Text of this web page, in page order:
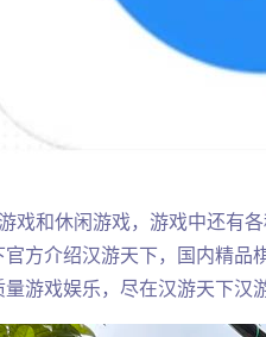
戏和休闲游戏，游戏中还有
方介绍汉游天下，国内精
游戏娱乐，尽在汉游天下汉